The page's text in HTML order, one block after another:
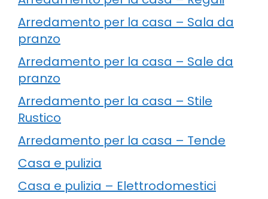
Arredamento per la casa – Sala da
pranzo
Arredamento per la casa – Sale da
pranzo
Arredamento per la casa – Stile
Rustico
Arredamento per la casa – Tende
Casa e pulizia
Casa e pulizia – Elettrodomestici